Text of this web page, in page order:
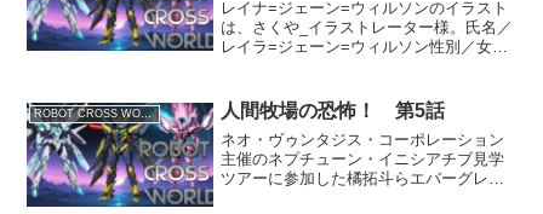
レイナ=ジェーン=ウィルソンのイラスト
は、さくや_イラストレーター様。氏名／
レイラ=ジェーン=ウィルソン性別／女年
色をしている。前髪を分けており、左右
に流している...
ROBOT CROSS WORLD 人間牧場の恐怖！ 第5話
ネオ・ヴゥンタジス・コーポレーション
主催のネプチューン・イニシアチブ見学
ツアーに参加した橘拓斗らエバーグレン